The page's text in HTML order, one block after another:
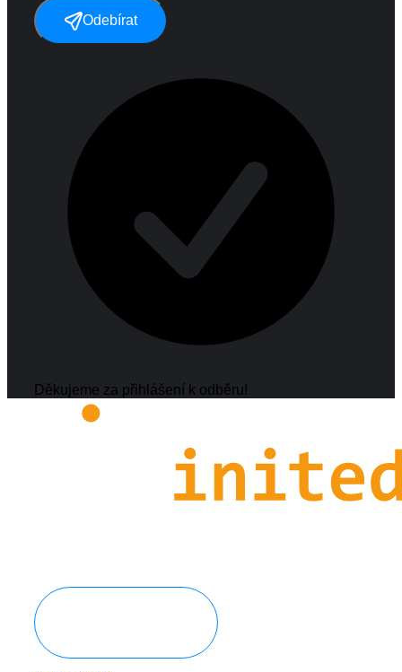
Odebírat
Děkujeme za přihlášení k odběru!